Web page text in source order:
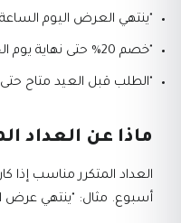
"ينتهي العرض اليوم الساعة 11:59 مساءً."
"خصم 20% حتى نهاية يوم الجمعة."
"الطلب قبل العيد متاح حتى
ماذا عن العداد
العداد المتكرر مناسب
أسبوع. مثال: "ينتهي عرض